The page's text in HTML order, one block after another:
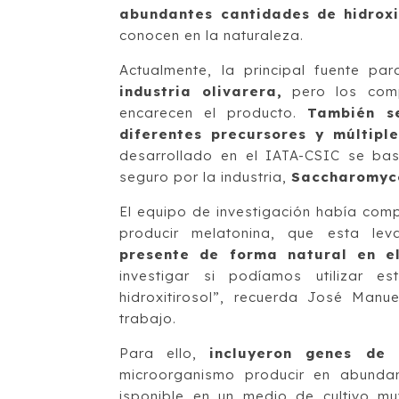
abundantes cantidades de
conocen en la naturaleza.
Actualmente, la principal fuente
industria olivarera,
pero los
encarecen el producto. También
diferentes precursores y
desarrollado en el IATA-CSIC se
seguro por la industria,
El equipo de investigación había
producir melatonina, que esta
presente de forma natural en
investigar si podíamos utilizar
hidroxitirosol”, recuerda José
trabajo.
Para ello, incluyeron genes de
microorganismo producir en